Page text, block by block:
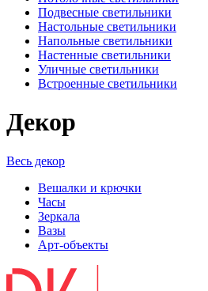
Подвесные светильники
Настольные светильники
Напольные светильники
Настенные светильники
Уличные светильники
Встроенные светильники
Декор
Весь декор
Вешалки и крючки
Часы
Зеркала
Вазы
Арт-объекты